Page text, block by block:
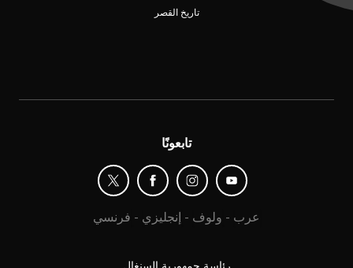
تاريخ القصر
تابعونًا
فرنسي - إنجليزي - ولوف - عرب